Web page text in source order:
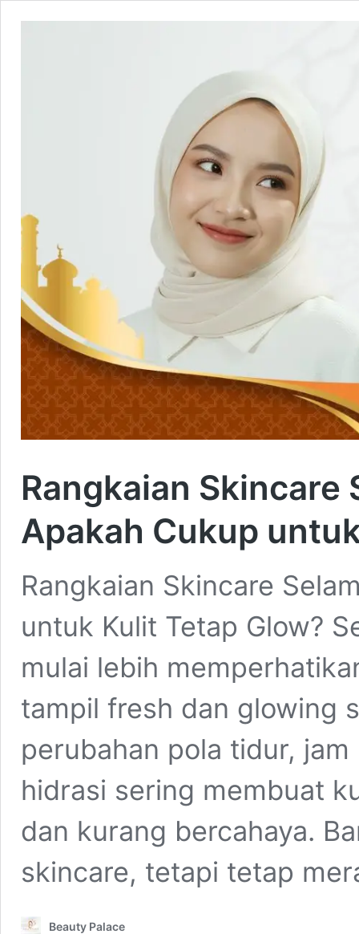
Rangkaian Skincare
Apakah Cukup
Rangkaian Skincare
untuk Kulit Tetap Glow?
mulai lebih
tampil fresh dan glowing
perubahan pola tidur,
hidrasi sering membuat
dan kurang bercahaya.
skincare, tetapi tetap
Beauty Palace